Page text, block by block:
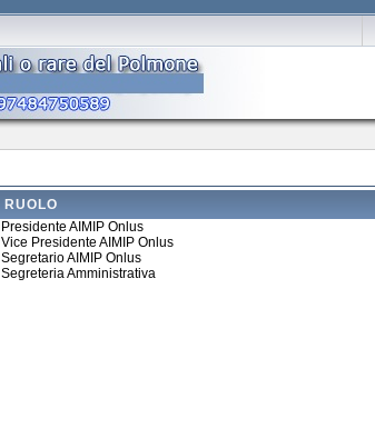
RUOLO
Presidente AIMIP Onlus
Vice Presidente AIMIP Onlus
Segretario AIMIP Onlus
Segreteria Amministrativa